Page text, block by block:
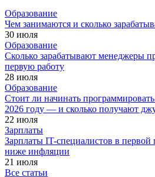
Образование
Чем занимаются и сколько
30 июля
Образование
Сколько зарабатывают менеджеры
первую работу
28 июля
Образование
Стоит ли начинать
2026 году — и сколько получают
22 июля
Зарплаты
Зарплаты IT-специалистов в первой
ниже инфляции
21 июля
Все статьи